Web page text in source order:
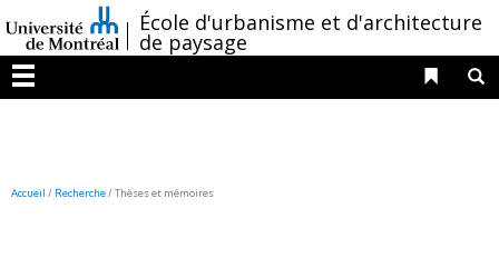
au
contenu
/École d'urbanisme et d'architecture
de paysage
Menu
Liens
Accueil / Recherche/Thèses et mémoires